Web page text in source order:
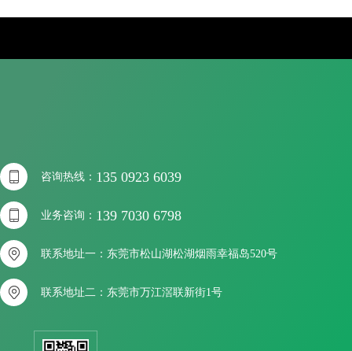
 咨询热线： 135 0923 6039
 业务咨询： 139 7030 6798
 联系地址一：东莞市松山湖松湖烟雨幸福岛520号
 联系地址二：东莞市万江滘联新街1号